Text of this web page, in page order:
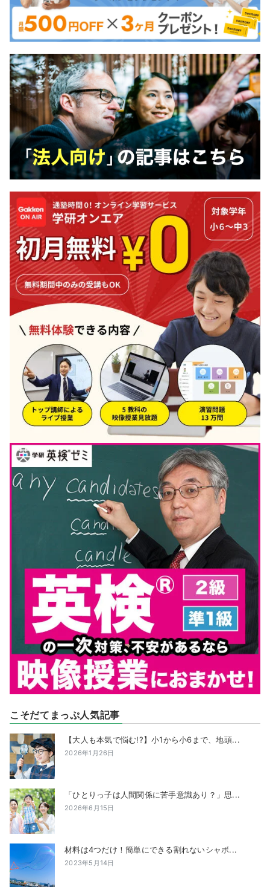
こそだてまっぷ人気記事
【大人も本気で悩む!?】小1から小6まで、地頭...
2026年1月26日
「ひとりっ子は人間関係に苦手意識あり？」思...
2026年6月15日
材料は4つだけ！簡単にできる割れないシャボ...
2023年5月14日